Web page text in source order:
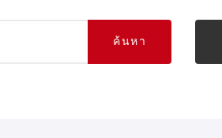
ค้นหา